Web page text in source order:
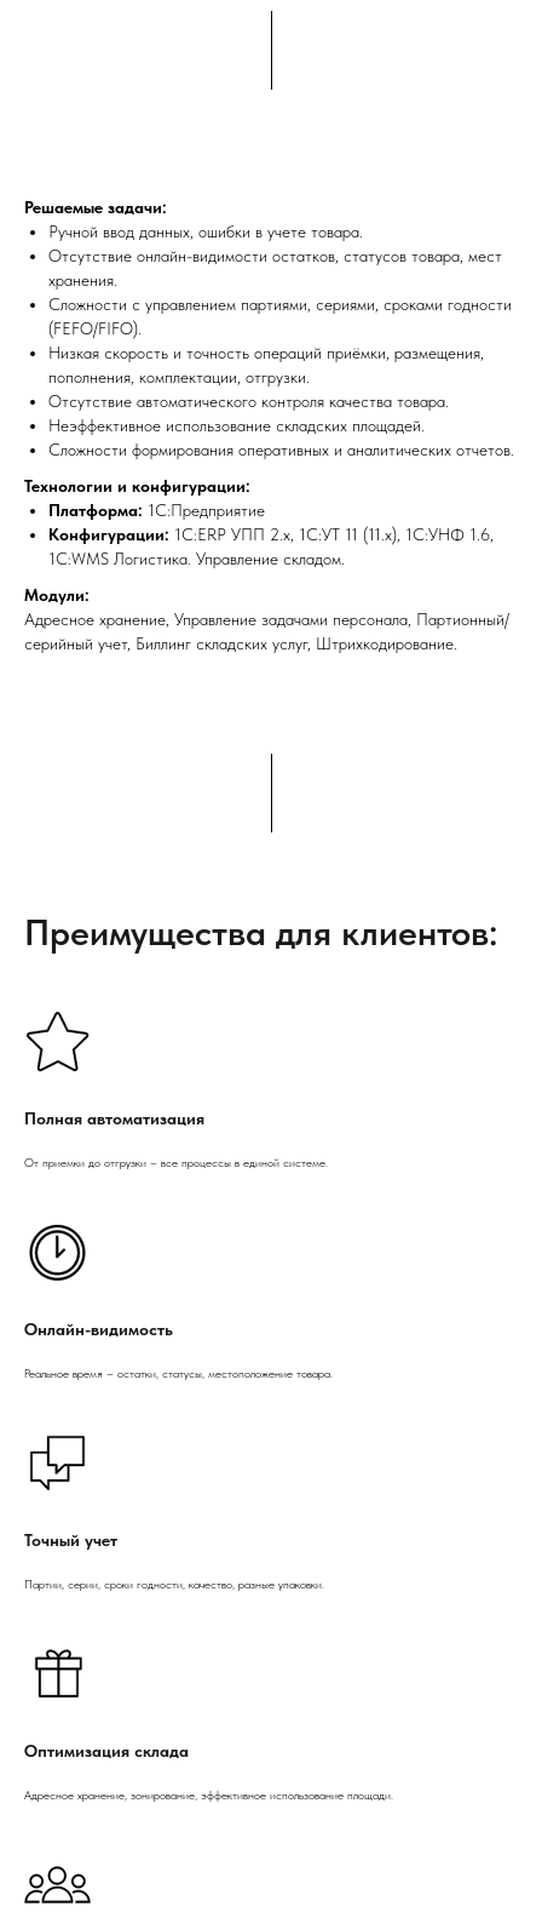
Решаемые задачи:
Ручной ввод данных, ошибки в учете товара.
Отсутствие онлайн-видимости остатков, статусов товара, мест
хранения.
Сложности с управлением партиями, сериями, сроками годности
(FEFO/FIFO).
Низкая скорость и точность операций приёмки, размещения,
пополнения, комплектации, отгрузки.
Отсутствие автоматического контроля качества товара.
Неэффективное использование складских площадей.
Сложности формирования оперативных и аналитических отчетов.
Технологии и конфигурации:
Платформа: 1С:Предприятие
Конфигурации: 1С:ERP УПП 2.х, 1С:УТ 11 (11.х), 1С:УНФ 1.6,
1С:WMS Логистика. Управление складом.
Модули:
Адресное хранение, Управление задачами персонала, Партионный/
серийный учет, Биллинг складских услуг, Штрихкодирование.
Преимущества для клиентов:
Полная автоматизация
От приемки до отгрузки – все процессы в единой системе.
Онлайн-видимость
Реальное время – остатки, статусы, местоположение товара.
Точный учет
Партии, серии, сроки годности, качество, разные упаковки.
Оптимизация склада
Адресное хранение, зонирование, эффективное использование площади.